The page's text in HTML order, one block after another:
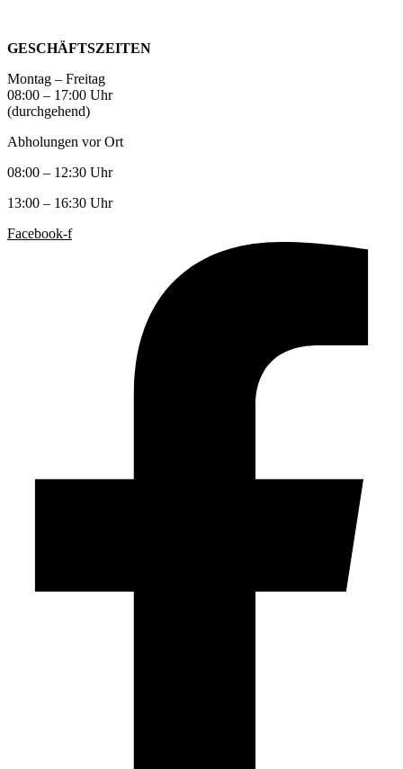
GESCHÄFTSZEITEN
Montag – Freitag
08:00 – 17:00 Uhr
(durchgehend)
Abholungen vor Ort
08:00 – 12:30 Uhr
13:00 – 16:30 Uhr
Facebook-f